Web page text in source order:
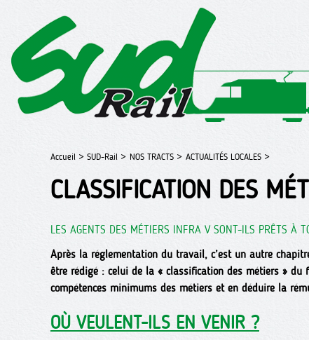
Accueil > SUD-Rail > NOS TRACTS > ACTUALITÉS LOCALES >
CLASSIFICATION DES
LES AGENTS DES MÉTIERS INFRA V SONT-ILS PRÊTS À
Après la réglementation du travail, c’est un autre
être rédigé : celui de la « classification des métiers » du
compétences minimums des métiers et en déduire la
OÙ VEULENT-ILS EN VENIR ?